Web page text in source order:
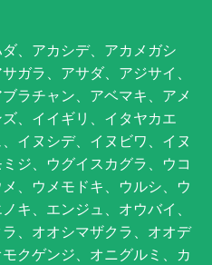
、アカシデ、アカメガシ
ガラ、アサダ、アジサイ、
ラチャン、アベマキ、アメ
、イイギリ、イタヤカエ
イヌシデ、イヌビワ、イヌ
ジ、ウグイスカグラ、ウコ
、ウメモドキ、ウルシ、ウ
キ、エンジュ、オウバイ、
、オオシマザクラ、オオデ
クゲンジ、オニグルミ、カ